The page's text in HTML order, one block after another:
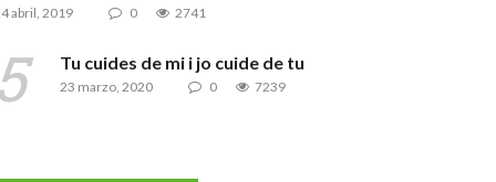
abril, 2019 0 2741
Tu cuides de mi i jo cuide de tu
23 marzo, 2020 0 7239